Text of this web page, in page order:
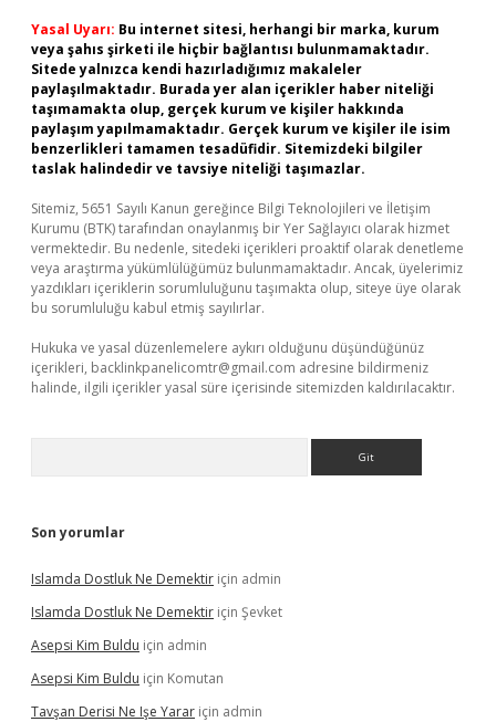
Yasal Uyarı: Bu internet sitesi, herhangi bir marka, kurum
veya şahıs şirketi ile hiçbir bağlantısı bulunmamaktadır.
Sitede yalnızca kendi hazırladığımız makaleler
paylaşılmaktadır. Burada yer alan içerikler haber niteliği
taşımamakta olup, gerçek kurum ve kişiler hakkında
paylaşım yapılmamaktadır. Gerçek kurum ve kişiler ile isim
benzerlikleri tamamen tesadüfidir. Sitemizdeki bilgiler
taslak halindedir ve tavsiye niteliği taşımazlar.
Sitemiz, 5651 Sayılı Kanun gereğince Bilgi Teknolojileri ve İletişim
Kurumu (BTK) tarafından onaylanmış bir Yer Sağlayıcı olarak hizmet
vermektedir. Bu nedenle, sitedeki içerikleri proaktif olarak denetleme
veya araştırma yükümlülüğümüz bulunmamaktadır. Ancak, üyelerimiz
yazdıkları içeriklerin sorumluluğunu taşımakta olup, siteye üye olarak
bu sorumluluğu kabul etmiş sayılırlar.
Hukuka ve yasal düzenlemelere aykırı olduğunu düşündüğünüz
içerikleri, backlinkpanelicomtr@gmail.com adresine bildirmeniz
halinde, ilgili içerikler yasal süre içerisinde sitemizden kaldırılacaktır.
Son yorumlar
Islamda Dostluk Ne Demektir için admin
Islamda Dostluk Ne Demektir için Şevket
Asepsi Kim Buldu için admin
Asepsi Kim Buldu için Komutan
Tavşan Derisi Ne Işe Yarar için admin